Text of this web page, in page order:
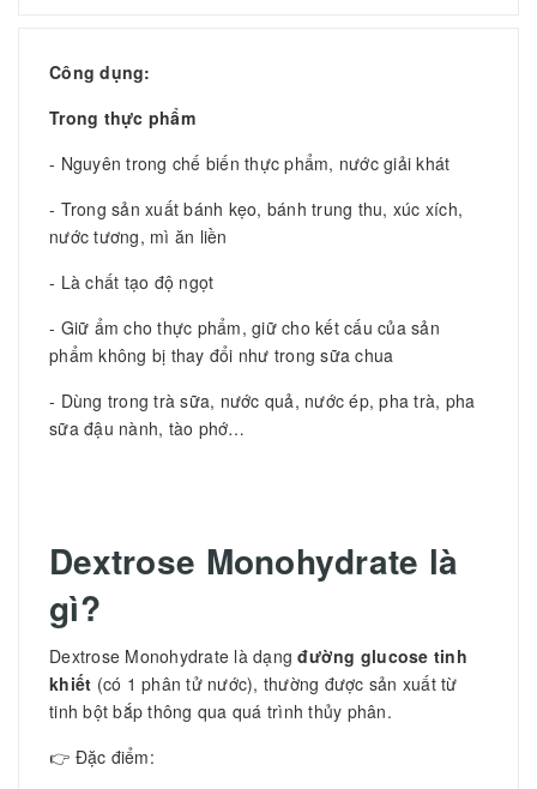
Công dụng:
Trong thực phẩm
- Nguyên trong chế biến thực phẩm, nước giải khát
- Trong sản xuất bánh kẹo, bánh trung thu, xúc xích,
nước tương, mì ăn liền
- Là chất tạo độ ngọt
- Giữ ẩm cho thực phẩm, giữ cho kết cấu của sản
phẩm không bị thay đổi như trong sữa chua
- Dùng trong trà sữa, nước quả, nước ép, pha trà, pha
sữa đậu nành, tào phớ…
Dextrose Monohydrate là
gì?
Dextrose Monohydrate là dạngđường glucose tinh
khiết (có 1 phân tử nước), thường được sản xuất từ
tinh bột bắp thông qua quá trình thủy phân.
👉 Đặc điểm: